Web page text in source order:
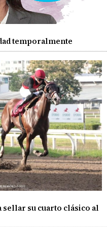
temporalmente
sellar su cuarto clásico al